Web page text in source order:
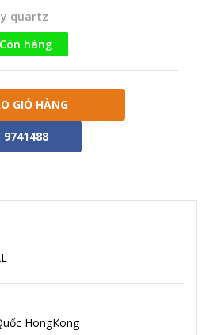
quartz
Còn hàng
GIỎ HÀNG
HongKong